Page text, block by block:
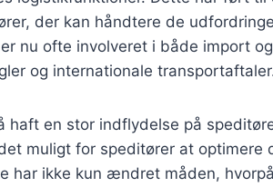
der kan håndtere de
nu ofte involveret i både import
og internationale
haft en stor indflydelse på
muligt for speditører at optimere
har ikke kun ændret måden,